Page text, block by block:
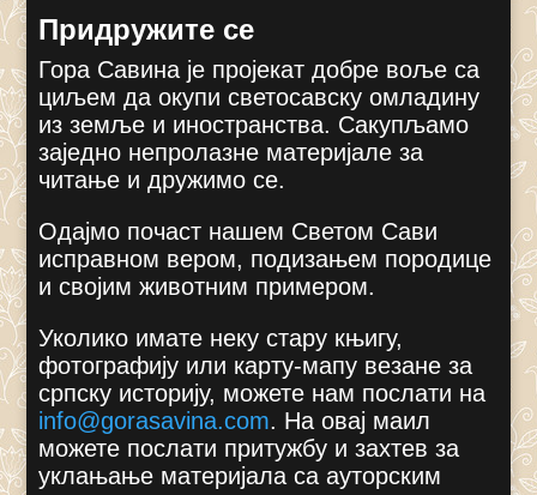
Придружите се
Гора Савина је пројекат добре воље са
циљем да окупи светосавску омладину
из земље и иностранства. Сакупљамо
заједно непролазне материјале за
читање и дружимо се.
Одајмо почаст нашем Светом Сави
исправном вером, подизањем породице
и својим животним примером.
Уколико имате неку стару књигу,
фотографију или карту-мапу везане за
српску историју, можете нам послати на
info@gorasavina.com. На овај маил
можете послати притужбу и захтев за
уклањање материјала са ауторским